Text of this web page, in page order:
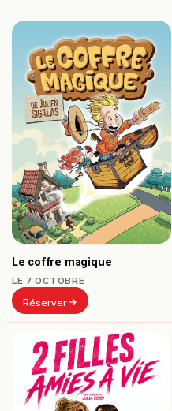
Le coffre magique
LE 7 OCTOBRE
Réserver